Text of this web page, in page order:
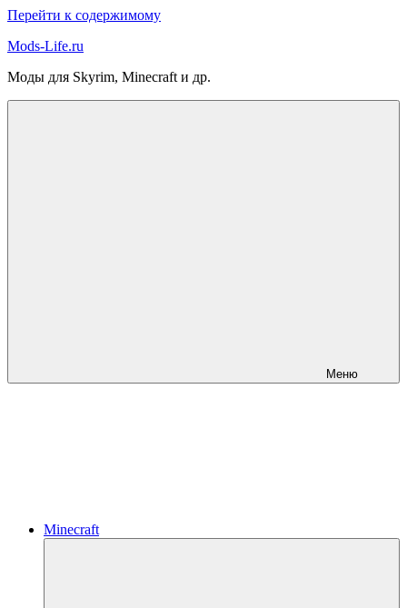
Перейти к содержимому
Mods-Life.ru
Моды для Skyrim, Minecraft и др.
Меню
Minecraft